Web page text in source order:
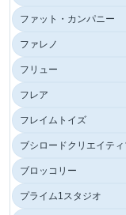
ファット・カンパニー
ファレノ
フリュー
フレア
フレイムトイズ
ブシロードクリエイテ
ブロッコリー
プライム1スタジオ